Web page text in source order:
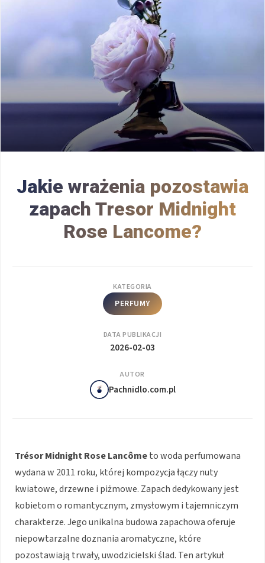
Jakie wrażenia pozostawia
zapach Tresor Midnight
Rose Lancome?
KATEGORIA
PERFUMY
DATA PUBLIKACJI
2026-02-03
AUTOR
Pachnidlo.com.pl
Trésor Midnight Rose Lancômeto woda perfumowana
wydana w 2011 roku, której kompozycja łączy nuty
kwiatowe, drzewne i piżmowe. Zapach dedykowany jest
kobietom o romantycznym, zmysłowym i tajemniczym
charakterze. Jego unikalna budowa zapachowa oferuje
niepowtarzalne doznania aromatyczne, które
pozostawiają trwały, uwodzicielski ślad. Ten artykuł